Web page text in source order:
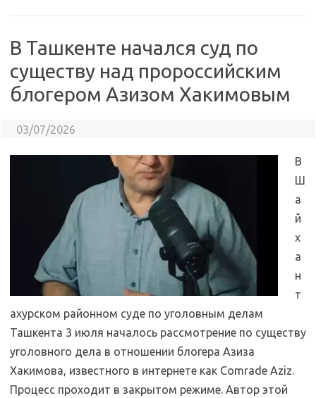
В Ташкенте начался суд по
существу над пророссийским
блогером Азизом Хакимовым
03/07/2026
В
Ш
а
й
х
а
н
т
ахурском районном суде по уголовным делам
Ташкента 3 июля началось рассмотрение по существу
уголовного дела в отношении блогера Азиза
Хакимова, известного в интернете как Comrade Aziz.
Процесс проходит в закрытом режиме. Автор этой